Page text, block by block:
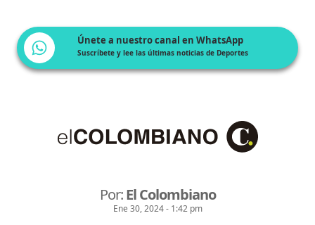
Únete a nuestro canal en WhatsApp
Suscríbete y lee las últimas noticias de Deportes
Por:El Colombiano
Ene 30, 2024 - 1:42 pm